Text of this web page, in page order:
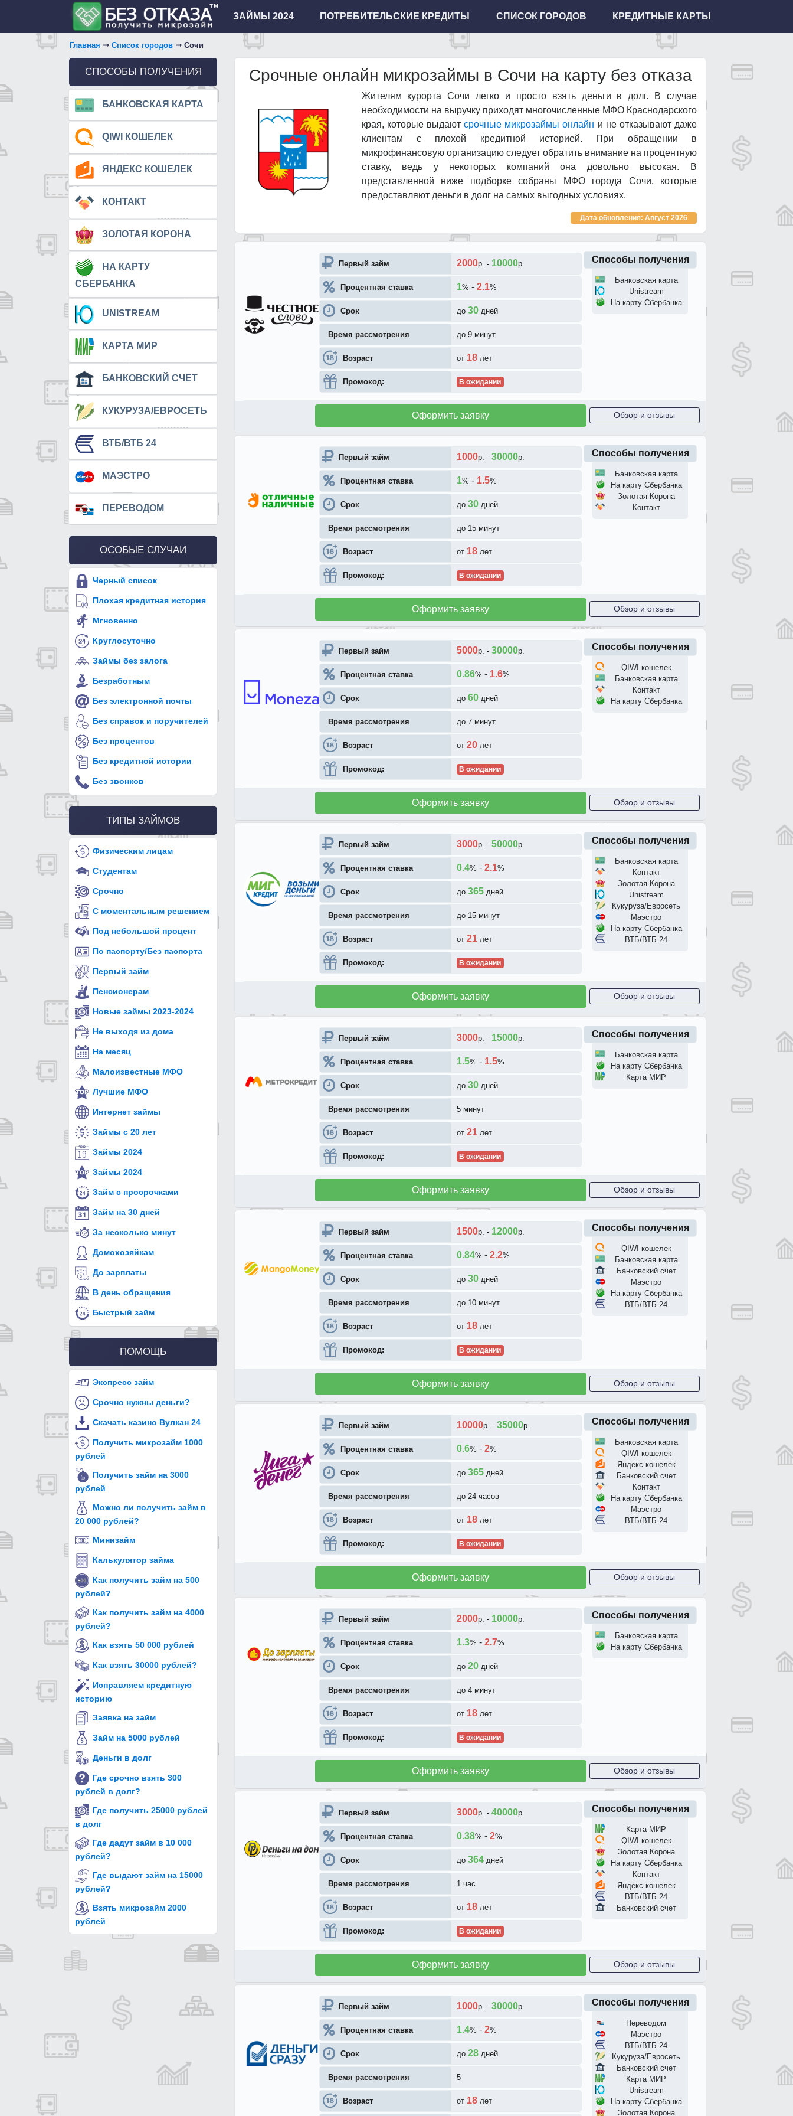
ЗАЙМЫ 2024 ПОТРЕБИТЕЛЬСКИЕ КРЕДИТЫ СПИСОК ГОРОДОВ КРЕДИТНЫЕ КАРТЫ
Главная Список городов Сочи
СПОСОБЫ ПОЛУЧЕНИЯ
БАНКОВСКАЯ КАРТА
QIWI КОШЕЛЕК
ЯНДЕКС КОШЕЛЕК
КОНТАКТ
ЗОЛОТАЯ КОРОНА
НА КАРТУ
СБЕРБАНКА
UNISTREAM
КАРТА МИР
БАНКОВСКИЙ СЧЕТ
КУКУРУЗА/ЕВРОСЕТЬ
ВТБ/ВТБ 24
МАЭСТРО
ПЕРЕВОДОМ
ОСОБЫЕ СЛУЧАИ
Черный список
Плохая кредитная история
Мгновенно
Круглосуточно
Займы без залога
Безработным
Без электронной почты
Без справок и поручителей
Без процентов
Без кредитной истории
Без звонков
ТИПЫ ЗАЙМОВ
Физическим лицам
Студентам
Срочно
С моментальным решением
Под небольшой процент
По паспорту/Без паспорта
Первый займ
Пенсионерам
Новые займы 2023-2024
Не выходя из дома
На месяц
Малоизвестные МФО
Лучшие МФО
Интернет займы
Займы с 20 лет
Займы 2024
Займы 2024
Займ с просрочками
Займ на 30 дней
За несколько минут
Домохозяйкам
До зарплаты
В день обращения
Быстрый займ
ПОМОЩЬ
Экспресс займ
Срочно нужны деньги?
Скачать казино Вулкан 24
Получить микрозайм 1000
рублей
Получить займ на 3000
рублей
Можно ли получить займ в
20 000 рублей?
Минизайм
Калькулятор займа
Как получить займ на 500
рублей?
Как получить займ на 4000
рублей?
Как взять 50 000 рублей
Как взять 30000 рублей?
Исправляем кредитную
историю
Заявка на займ
Займ на 5000 рублей
Деньги в долг
Где срочно взять 300
рублей в долг?
Где получить 25000 рублей
в долг
Где дадут займ в 10 000
рублей?
Где выдают займ на 15000
рублей?
Взять микрозайм 2000
рублей
Срочные онлайн микрозаймы в Сочи на карту без отказа
Жителям курорта Сочи легко и просто взять деньги в долг. В случае
необходимости на выручку приходят многочисленные МФО Краснодарского
края, которые выдают срочные микрозаймы онлайн и не отказывают даже
клиентам с плохой кредитной историей. При обращении в
микрофинансовую организацию следует обратить внимание на процентную
ставку, ведь у некоторых компаний она довольно высокая. В
представленной ниже подборке собраны МФО города Сочи, которые
предоставляют деньги в долг на самых выгодных условиях.
Дата обновления: Август 2026
Первый займ 2000р. - 10000р.
Процентная ставка 1% - 2.1%
Срок до 30 дней
Время рассмотрения до 9 минут
Возраст от 18 лет
Промокод: В ожидании
Способы получения
Банковская карта
Unistream
На карту Сбербанка
Оформить заявку Обзор и отзывы
Первый займ 1000р. - 30000р.
Процентная ставка 1% - 1.5%
Срок до 30 дней
Время рассмотрения до 15 минут
Возраст от 18 лет
Промокод: В ожидании
Способы получения
Банковская карта
На карту Сбербанка
Золотая Корона
Контакт
Оформить заявку Обзор и отзывы
Первый займ 5000р. - 30000р.
Процентная ставка 0.86% - 1.6%
Срок до 60 дней
Время рассмотрения до 7 минут
Возраст от 20 лет
Промокод: В ожидании
Способы получения
QIWI кошелек
Банковская карта
Контакт
На карту Сбербанка
Оформить заявку Обзор и отзывы
Первый займ 3000р. - 50000р.
Процентная ставка 0.4% - 2.1%
Срок до 365 дней
Время рассмотрения до 15 минут
Возраст от 21 лет
Промокод: В ожидании
Способы получения
Банковская карта
Контакт
Золотая Корона
Unistream
Кукуруза/Евросеть
Маэстро
На карту Сбербанка
ВТБ/ВТБ 24
Оформить заявку Обзор и отзывы
Первый займ 3000р. - 15000р.
Процентная ставка 1.5% - 1.5%
Срок до 30 дней
Время рассмотрения 5 минут
Возраст от 21 лет
Промокод: В ожидании
Способы получения
Банковская карта
На карту Сбербанка
Карта МИР
Оформить заявку Обзор и отзывы
Первый займ 1500р. - 12000р.
Процентная ставка 0.84% - 2.2%
Срок до 30 дней
Время рассмотрения до 10 минут
Возраст от 18 лет
Промокод: В ожидании
Способы получения
QIWI кошелек
Банковская карта
Банковский счет
Маэстро
На карту Сбербанка
ВТБ/ВТБ 24
Оформить заявку Обзор и отзывы
Первый займ 10000р. - 35000р.
Процентная ставка 0.6% - 2%
Срок до 365 дней
Время рассмотрения до 24 часов
Возраст от 18 лет
Промокод: В ожидании
Способы получения
Банковская карта
QIWI кошелек
Яндекс кошелек
Банковский счет
Контакт
На карту Сбербанка
Маэстро
ВТБ/ВТБ 24
Оформить заявку Обзор и отзывы
Первый займ 2000р. - 10000р.
Процентная ставка 1.3% - 2.7%
Срок до 20 дней
Время рассмотрения до 4 минут
Возраст от 18 лет
Промокод: В ожидании
Способы получения
Банковская карта
На карту Сбербанка
Оформить заявку Обзор и отзывы
Первый займ 3000р. - 40000р.
Процентная ставка 0.38% - 2%
Срок до 364 дней
Время рассмотрения 1 час
Возраст от 18 лет
Промокод: В ожидании
Способы получения
Карта МИР
QIWI кошелек
Золотая Корона
На карту Сбербанка
Контакт
Яндекс кошелек
ВТБ/ВТБ 24
Банковский счет
Оформить заявку Обзор и отзывы
Первый займ 1000р. - 30000р.
Процентная ставка 1.4% - 2%
Срок до 28 дней
Время рассмотрения 5
Возраст от 18 лет
Способы получения
Переводом
Маэстро
ВТБ/ВТБ 24
Кукуруза/Евросеть
Банковский счет
Карта МИР
Unistream
На карту Сбербанка
Золотая Корона